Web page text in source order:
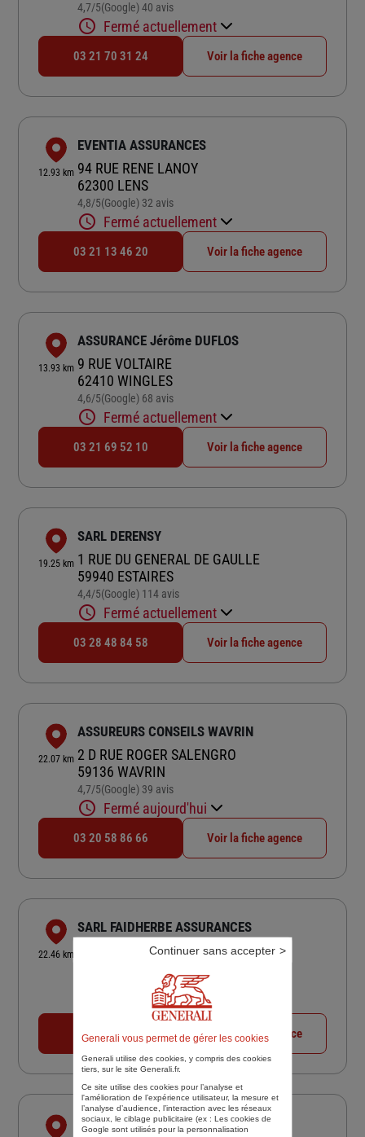
4,7/5Note de 4.7 sur 5
(Google) 40 avis
Fermé actuellement
03 21 70 31 24 Voir la fiche agence
12.93 km
EVENTIA ASSURANCES
94 RUE RENE LANOY
62300 LENS
4,8/5Note de 4.8 sur 5
(Google) 32 avis
Fermé actuellement
03 21 13 46 20 Voir la fiche agence
13.93 km
ASSURANCE Jérôme DUFLOS
9 RUE VOLTAIRE
62410 WINGLES
4,6/5Note de 4.6 sur 5
(Google) 68 avis
Fermé actuellement
03 21 69 52 10 Voir la fiche agence
19.25 km
SARL DERENSY
1 RUE DU GENERAL DE GAULLE
59940 ESTAIRES
4,4/5Note de 4.4 sur 5
(Google) 114 avis
Fermé actuellement
03 28 48 84 58 Voir la fiche agence
22.07 km
ASSUREURS CONSEILS WAVRIN
2 D RUE ROGER SALENGRO
59136 WAVRIN
4,7/5Note de 4.7 sur 5
(Google) 39 avis
Fermé aujourd'hui
03 20 58 86 66 Voir la fiche agence
22.46 km
SARL FAIDHERBE ASSURANCES
7 BD FAIDHERBE
(Google) 34 avis
Fermé actuellement
03 21 71 10 44 Voir la fiche agence
EVENTIA ASSURANCES
Generali vous permet de gérer les cookies
Generali utilise des cookies, y compris des cookies
tiers, sur le site Generali.fr.
Ce site utilise des cookies pour l’analyse et
l'amélioration de l’expérience utilisateur, la mesure et
l’analyse d’audience, l’interaction avec les réseaux
sociaux, le ciblage publicitaire (ex : Les cookies de
Google sont utilisés pour la personnalisation
Continuer sans accepter